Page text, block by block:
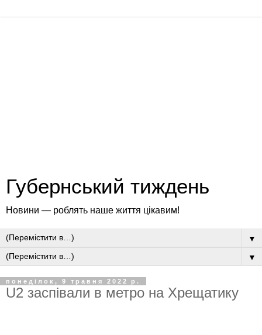
Губернський тиждень
Новини — роблять наше життя цікавим!
▼
▼
понеділок, 9 травня 2022 р.
U2 заспівали в метро на Хрещатику